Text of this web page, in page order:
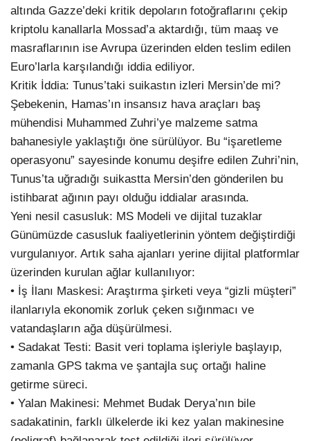
altında Gazze’deki kritik depoların fotoğraflarını çekip
kriptolu kanallarla Mossad’a aktardığı, tüm maaş ve
masraflarının ise Avrupa üzerinden elden teslim edilen
Euro’larla karşılandığı iddia ediliyor.
Kritik İddia: Tunus’taki suikastın izleri Mersin’de mi?
Şebekenin, Hamas’ın insansız hava araçları baş
mühendisi Muhammed Zuhri’ye malzeme satma
bahanesiyle yaklaştığı öne sürülüyor. Bu “işaretleme
operasyonu” sayesinde konumu deşifre edilen Zuhri’nin,
Tunus’ta uğradığı suikastta Mersin’den gönderilen bu
istihbarat ağının payı olduğu iddialar arasında.
Yeni nesil casusluk: MS Modeli ve dijital tuzaklar
Günümüzde casusluk faaliyetlerinin yöntem değiştirdiği
vurgulanıyor. Artık saha ajanları yerine dijital platformlar
üzerinden kurulan ağlar kullanılıyor:
• İş İlanı Maskesi: Araştırma şirketi veya “gizli müşteri”
ilanlarıyla ekonomik zorluk çeken sığınmacı ve
vatandaşların ağa düşürülmesi.
• Sadakat Testi: Basit veri toplama işleriyle başlayıp,
zamanla GPS takma ve şantajla suç ortağı haline
getirme süreci.
• Yalan Makinesi: Mehmet Budak Derya’nın bile
sadakatinin, farklı ülkelerde iki kez yalan makinesine